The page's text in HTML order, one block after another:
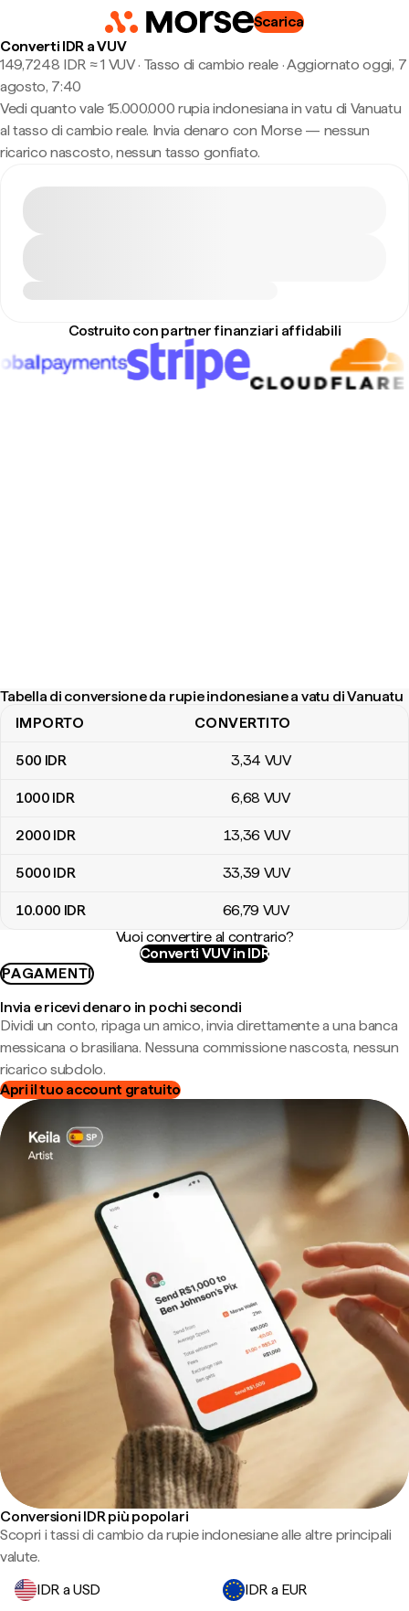
Scarica
Converti IDR a VUV
149,7248 IDR ≈ 1 VUV · Tasso di cambio reale·Aggiornato oggi, 7
agosto, 7:40
Vedi quanto vale 15.000.000 rupia indonesiana in vatu di Vanuatu
al tasso di cambio reale. Invia denaro con Morse — nessun
ricarico nascosto, nessun tasso gonfiato.
Costruito con partner finanziari affidabili
Tabella di conversione da rupie indonesiane a vatu di Vanuatu
Tabella di conversione da rupie indonesiane a vatu di Vanuatu
IMPORTO CONVERTITO
500 IDR 3,34 VUV
1000 IDR 6,68 VUV
2000 IDR 13,36 VUV
5000 IDR 33,39 VUV
10.000 IDR 66,79 VUV
Vuoi convertire al contrario?
Converti VUV in IDR
PAGAMENTI
Invia e ricevi denaro in pochi secondi
Dividi un conto, ripaga un amico, invia direttamente a una banca
messicana o brasiliana. Nessuna commissione nascosta, nessun
ricarico subdolo.
Apri il tuo account gratuito
Conversioni IDR più popolari
Scopri i tassi di cambio da rupie indonesiane alle altre principali
valute.
IDR a USD
IDR a EUR